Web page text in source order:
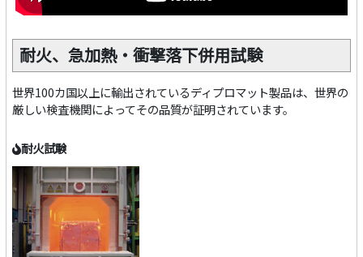
耐火、急加熱・衝撃落下併用試験
世界100カ国以上に輸出されているディプロマット製品は、世界の
厳しい検査機関によってその品質が証明されています。
耐火試験